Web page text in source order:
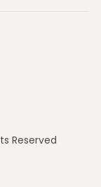
Reserved